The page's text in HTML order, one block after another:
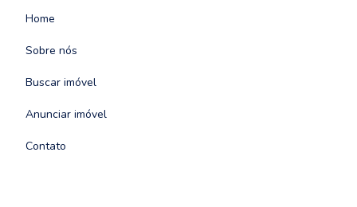
Home
Sobre nós
Buscar imóvel
Anunciar imóvel
Contato